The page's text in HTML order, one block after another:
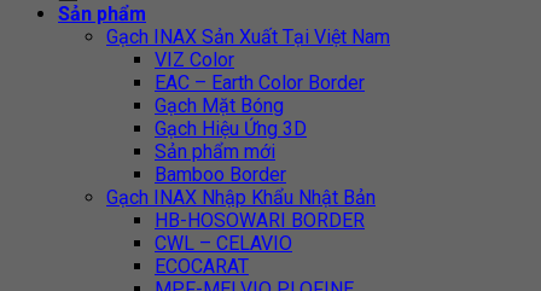
Sản phẩm
Gạch INAX Sản Xuất Tại Việt Nam
VIZ Color
EAC – Earth Color Border
Gạch Mặt Bóng
Gạch Hiệu Ứng 3D
Sản phẩm mới
Bamboo Border
Gạch INAX Nhập Khẩu Nhật Bản
HB-HOSOWARI BORDER
CWL – CELAVIO
ECOCARAT